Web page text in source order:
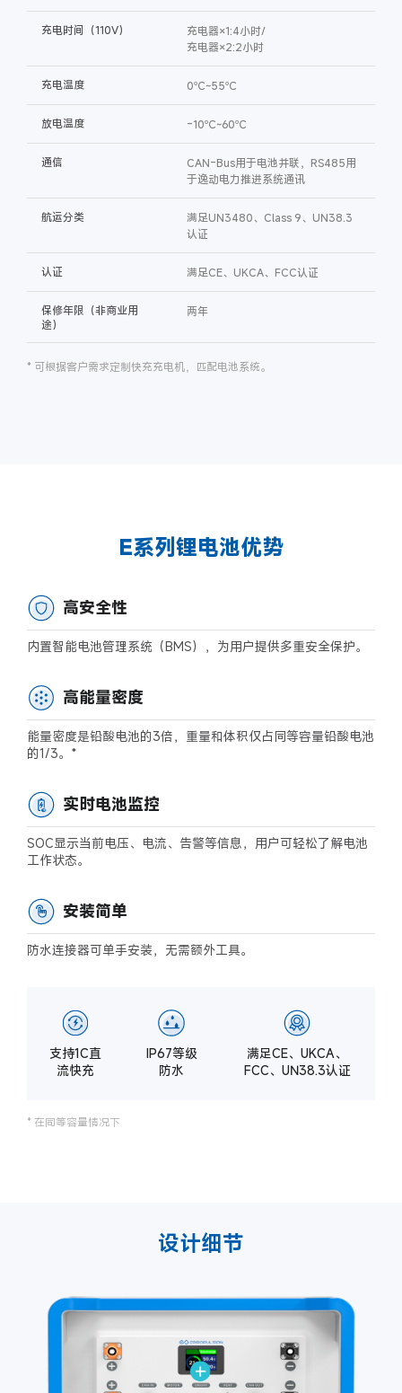
充电时间（110V）
充电器×1:4小时/
充电器×2:2小时
充电温度 0℃~55℃
放电温度 -10℃~60℃
通信
CAN-Bus用于电池并联，RS485用
于逸动电力推进系统通讯
航运分类
满足UN3480、Class 9、UN38.3
认证
认证 满足CE、UKCA、FCC认证
保修年限（非商业用
途）
两年
* 可根据客户需求定制快充充电机，匹配电池系统。
E系列锂电池优势
高安全性
内置智能电池管理系统（BMS），为用户提供多重安全保护。
高能量密度
能量密度是铅酸电池的3倍，重量和体积仅占同等容量铅酸电池
的1/3。*
实时电池监控
SOC显示当前电压、电流、告警等信息，用户可轻松了解电池
工作状态。
安装简单
防水连接器可单手安装，无需额外工具。
支持1C直
流快充
IP67等级
防水
满足CE、UKCA、
FCC、UN38.3认证
* 在同等容量情况下
设计细节